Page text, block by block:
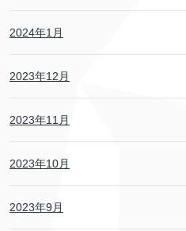
2024年1月
2023年12月
2023年11月
2023年10月
2023年9月